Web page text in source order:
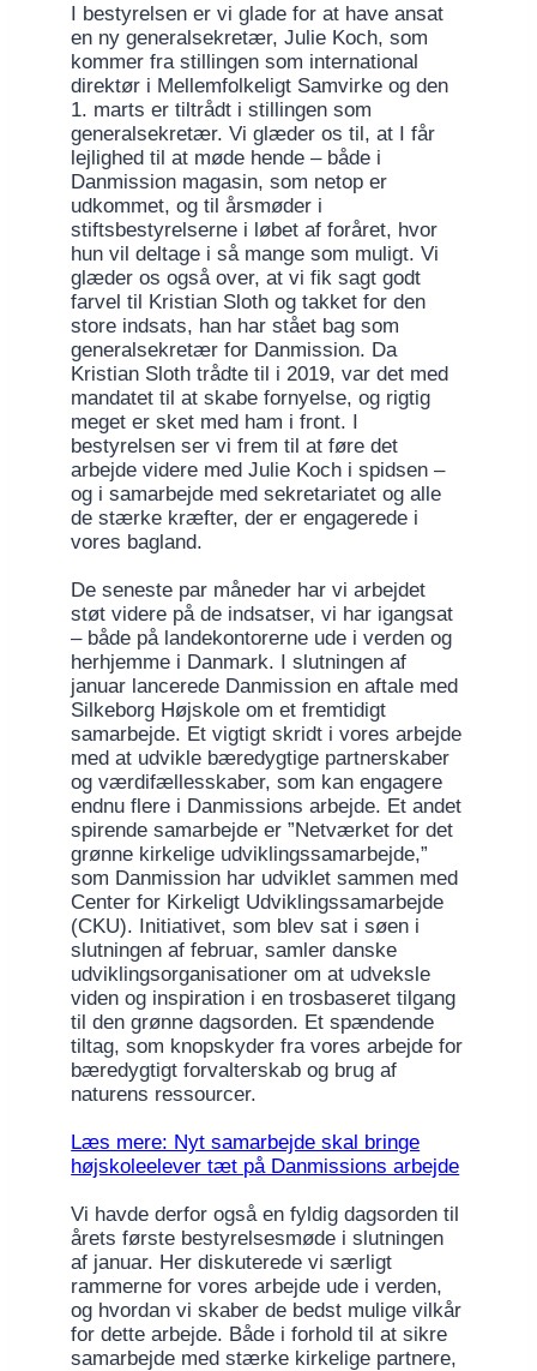
I bestyrelsen er vi glade for at have ansat
en ny generalsekretær, Julie Koch, som
kommer fra stillingen som international
direktør i Mellemfolkeligt Samvirke og den
1. marts er tiltrådt i stillingen som
generalsekretær. Vi glæder os til, at I får
lejlighed til at møde hende – både i
Danmission magasin, som netop er
udkommet, og til årsmøder i
stiftsbestyrelserne i løbet af foråret, hvor
hun vil deltage i så mange som muligt. Vi
glæder os også over, at vi fik sagt godt
farvel til Kristian Sloth og takket for den
store indsats, han har stået bag som
generalsekretær for Danmission. Da
Kristian Sloth trådte til i 2019, var det med
mandatet til at skabe fornyelse, og rigtig
meget er sket med ham i front. I
bestyrelsen ser vi frem til at føre det
arbejde videre med Julie Koch i spidsen –
og i samarbejde med sekretariatet og alle
de stærke kræfter, der er engagerede i
vores bagland.
De seneste par måneder har vi arbejdet
støt videre på de indsatser, vi har igangsat
– både på landekontorerne ude i verden og
herhjemme i Danmark. I slutningen af
januar lancerede Danmission en aftale med
Silkeborg Højskole om et fremtidigt
samarbejde. Et vigtigt skridt i vores arbejde
med at udvikle bæredygtige partnerskaber
og værdifællesskaber, som kan engagere
endnu flere i Danmissions arbejde. Et andet
spirende samarbejde er ”Netværket for det
grønne kirkelige udviklingssamarbejde,”
som Danmission har udviklet sammen med
Center for Kirkeligt Udviklingssamarbejde
(CKU). Initiativet, som blev sat i søen i
slutningen af februar, samler danske
udviklingsorganisationer om at udveksle
viden og inspiration i en trosbaseret tilgang
til den grønne dagsorden. Et spændende
tiltag, som knopskyder fra vores arbejde for
bæredygtigt forvalterskab og brug af
naturens ressourcer.
Læs mere: Nyt samarbejde skal bringe
højskoleelever tæt på Danmissions arbejde
Vi havde derfor også en fyldig dagsorden til
årets første bestyrelsesmøde i slutningen
af januar. Her diskuterede vi særligt
rammerne for vores arbejde ude i verden,
og hvordan vi skaber de bedst mulige vilkår
for dette arbejde. Både i forhold til at sikre
samarbejde med stærke kirkelige partnere,